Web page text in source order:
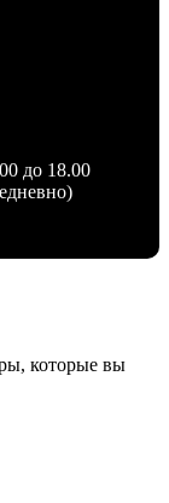
до 18.00
которые вы